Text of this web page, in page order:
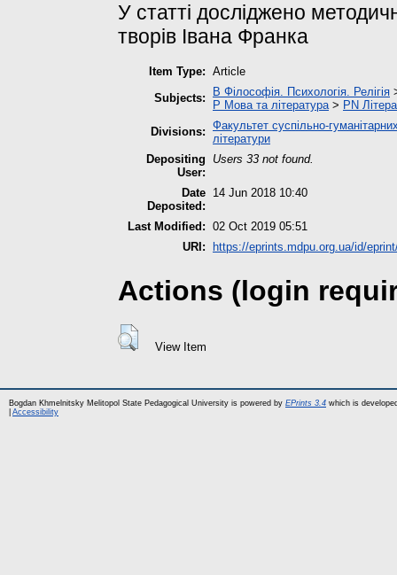
У статті досліджено
творів Івана Франка
Item Type: Article
Subjects:
B Філософія. Психологія. Релігія
P Мова та література> PN
Divisions: Факультет суспільно-
літератури
Depositing
User:
Users 33 not found.
Date
Deposited:
14 Jun 2018 10:40
Last Modified: 02 Oct 2019 05:51
URI:
https://eprints.mdpu.org.ua/id/
Actions (login
View Item
Bogdan Khmelnitsky Melitopol State Pedagogical University is powered by EPrints 3.4 which is
Accessibility